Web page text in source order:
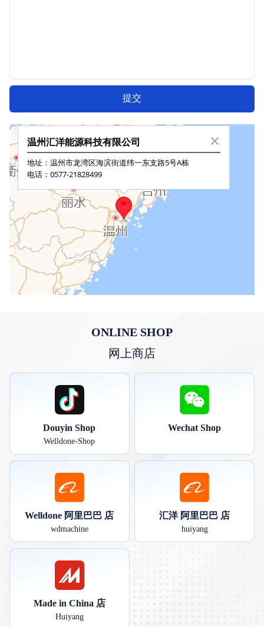
提交
ONLINE SHOP
网上商店
Douyin Shop
Welldone-Shop
Wechat Shop
Welldone 阿里巴巴 店
wdmachine
汇洋 阿里巴巴 店
huiyang
Made in China 店
Huiyang